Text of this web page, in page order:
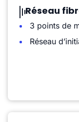
Réseau
3 points de
Réseau